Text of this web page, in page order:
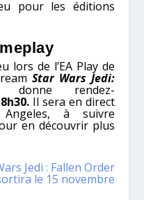
pour les éditions
lors de l’EA Play de
Star Wars Jedi:
donne rendez-
Il sera en direct
à suivre
en découvrir plus
Jedi : Fallen Order
le 15 novembre